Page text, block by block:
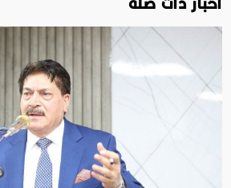
اخبار ذات صلة